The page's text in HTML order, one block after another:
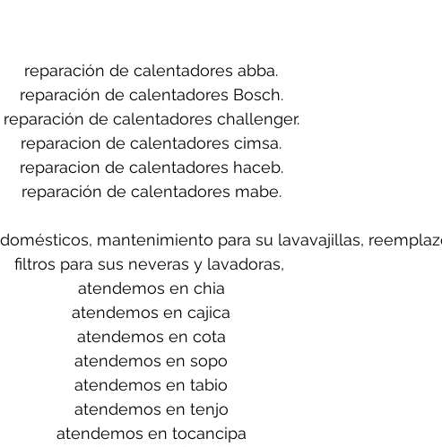
reparación de calentadores abba.
reparación de calentadores Bosch.
reparación de calentadores challenger.
reparacion de calentadores cimsa.
reparacion de calentadores haceb.
reparación de calentadores mabe.
mantenimiento para su lavavajillas,
filtros para sus neveras y lavadoras,
atendemos en chia
atendemos en cajica
atendemos en cota
atendemos en sopo
atendemos en tabio
atendemos en tenjo
atendemos en tocancipa